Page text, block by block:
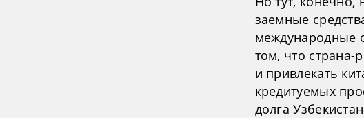
заемные
международные
том, что страна-
и привлекать
кредитуемых
долга